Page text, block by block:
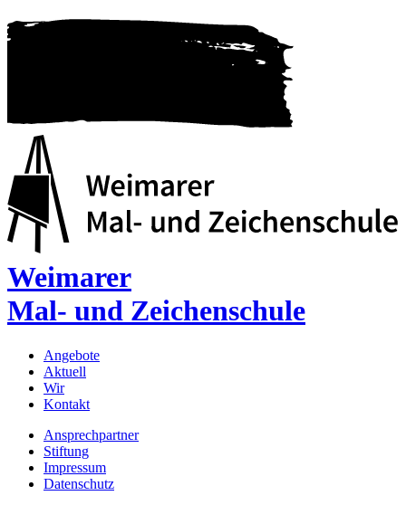
Weimarer
Mal- und Zeichenschule
Angebote
Aktuell
Wir
Kontakt
Ansprechpartner
Stiftung
Impressum
Datenschutz